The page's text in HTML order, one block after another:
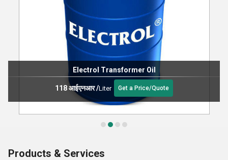
Electrol Transformer Oil
118 आईएनआर/Liter Get a Price/Quote
Products & Services